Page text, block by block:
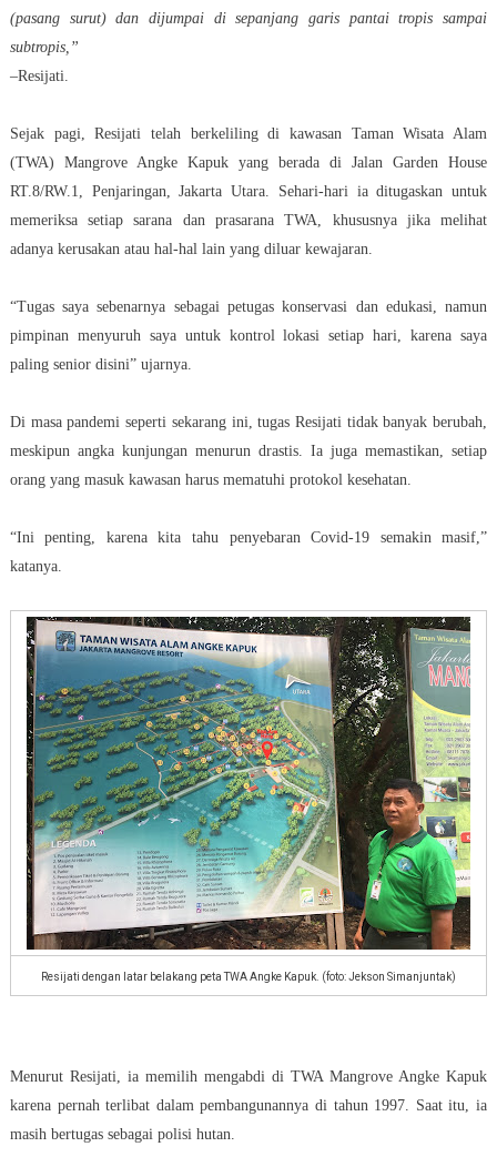
(pasang surut) dan dijumpai di sepanjang garis pantai tropis sampai
subtropis,”
–Resijati.
Sejak pagi, Resijati telah berkeliling di kawasan Taman Wisata Alam
(TWA) Mangrove Angke Kapuk yang berada di Jalan Garden House
RT.8/RW.1, Penjaringan, Jakarta Utara. Sehari-hari ia ditugaskan untuk
memeriksa setiap sarana dan prasarana TWA, khususnya jika melihat
adanya kerusakan atau hal-hal lain yang diluar kewajaran.
“Tugas saya sebenarnya sebagai petugas konservasi dan edukasi, namun
pimpinan menyuruh saya untuk kontrol lokasi setiap hari, karena saya
paling senior disini” ujarnya.
Di masa pandemi seperti sekarang ini, tugas Resijati tidak banyak berubah,
meskipun angka kunjungan menurun drastis. Ia juga memastikan, setiap
orang yang masuk kawasan harus mematuhi protokol kesehatan.
“Ini penting, karena kita tahu penyebaran Covid-19 semakin masif,”
katanya.
Resijati dengan latar belakang peta TWA Angke Kapuk. (foto: Jekson Simanjuntak)
Menurut Resijati, ia memilih mengabdi di TWA Mangrove Angke Kapuk
karena pernah terlibat dalam pembangunannya di tahun 1997. Saat itu, ia
masih bertugas sebagai polisi hutan.